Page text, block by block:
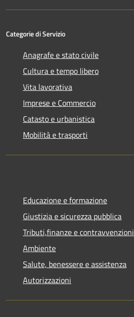
Categorie di Servizio
Anagrafe e stato civile
Cultura e tempo libero
Vita lavorativa
Imprese e Commercio
Catasto e urbanistica
Mobilità e trasporti
Educazione e formazione
Giustizia e sicurezza pubblica
Tributi,finanze e contravvenzioni
Ambiente
Salute, benessere e assistenza
Autorizzazioni